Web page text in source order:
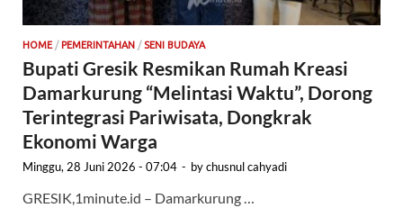
HOME / PEMERINTAHAN / SENI BUDAYA
Bupati Gresik Resmikan Rumah Kreasi
Damarkurung “Melintasi Waktu”, Dorong
Terintegrasi Pariwisata, Dongkrak
Ekonomi Warga
Minggu, 28 Juni 2026 - 07:04 - bychusnul cahyadi
GRESIK,1minute.id – Damarkurung …